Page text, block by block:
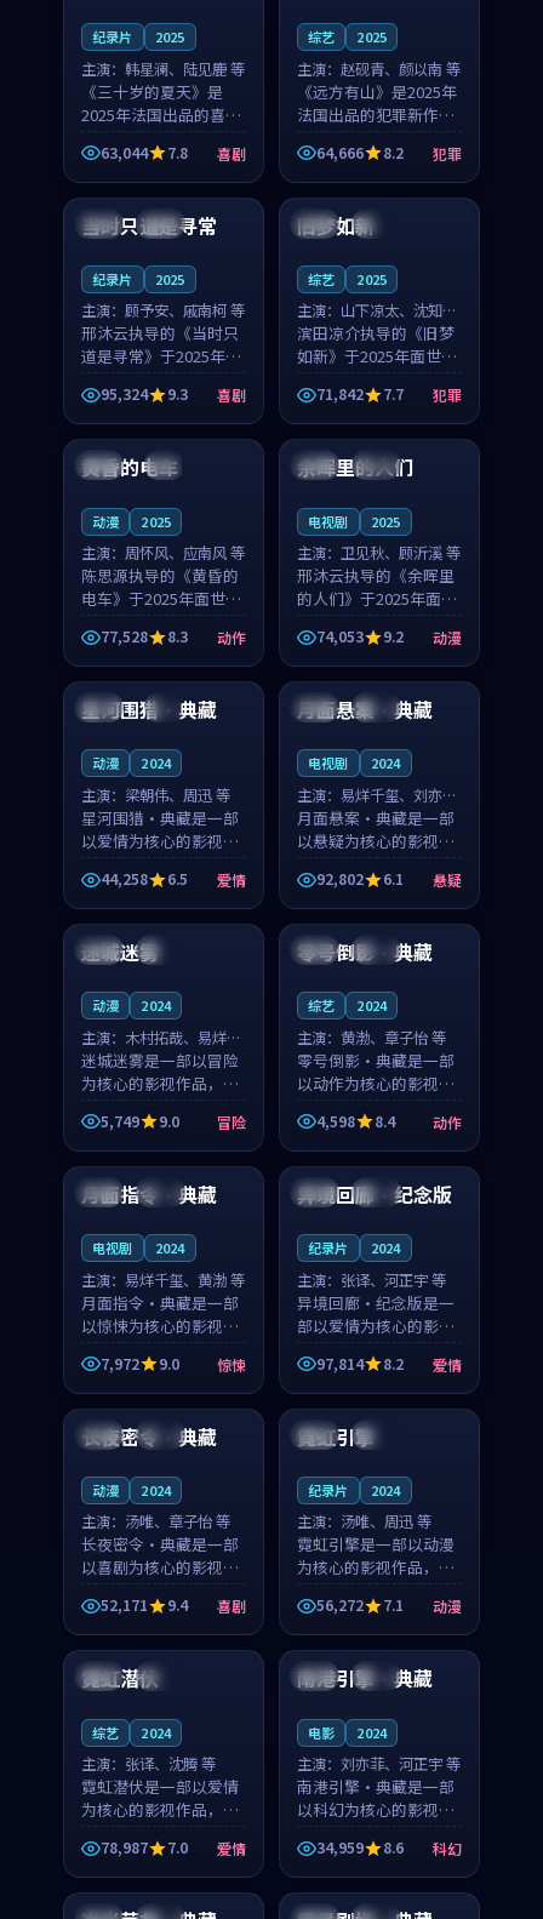
纪录片 2025
主演： 韩星澜、陆见鹿 等
《三十岁的夏天》是
2025年法国出品的喜剧
新作，主创团队希望用
深夜电台的故事让观众
停下来想一想。韩星澜
角色，山田纯一的叙事
63,044 7.8 喜剧
综艺 2025
主演： 赵砚青、颜以南 等
《远方有山》是2025年
法国出品的犯罪新作，
主创团队希望用高校追
梦的故事让观众停下来
想一想。赵砚青领衔，
颜以南担任重要角色，
山田纯一的叙事节奏
64,666 8.2 犯罪
泰国 杜比
当时只道是寻常
纪录片 2025
主演： 顾予安、戚南柯 等
邢沐云执导的《当时只
道是寻常》于2025年面
世，泰国的城市气质与
母女情深的人物心境共
同构筑了影片基调。顾
予安、戚南柯用细腻的
表演撑起整部喜剧电
95,324 9.3 喜剧
中国 高分
旧梦如新
综艺 2025
主演： 山下凉太、沈知韵
等
滨田凉介执导的《旧梦
如新》于2025年面世，
中国台湾的城市气质与
异国相遇的人物心境共
同构筑了影片基调。山
下凉太、沈知韵用细腻
的表演撑起整部犯罪
71,842 7.7 犯罪
日本 4K
黄昏的电车
动漫 2025
主演： 周怀风、应南风 等
陈思源执导的《黄昏的
电车》于2025年面世，
日本的城市气质与渔村
故事的人物心境共同构
筑了影片基调。周怀
风、应南风用细腻的表
演撑起整部动作电影，
77,528 8.3 动作
泰国 完结
余晖里的人们
电视剧 2025
主演： 卫见秋、顾沂溪 等
邢沐云执导的《余晖里
的人们》于2025年面
世，泰国的城市气质与
小镇生活的人物心境共
同构筑了影片基调。卫
见秋、顾沂溪用细腻的
表演撑起整部动漫电
74,053 9.2 动漫
中国 4K
星河围猎·典藏
动漫 2024
主演： 梁朝伟、周迅 等
星河围猎·典藏是一部
以爱情为核心的影视作
品，围绕危机、反转与
人物成长展开，整体节
奏紧凑，值得推荐观
看。
44,258 6.5 爱情
韩国 杜比
月面悬案·典藏
电视剧 2024
主演： 易烊千玺、刘亦菲
等
月面悬案·典藏是一部
以悬疑为核心的影视作
品，围绕危机、反转与
人物成长展开，整体节
奏紧凑，值得推荐观
看。
92,802 6.1 悬疑
日本 独播
迷城迷雾
动漫 2024
主演： 木村拓哉、易烊千
玺 等
迷城迷雾是一部以冒险
为核心的影视作品，围
绕危机、反转与人物成
长展开，整体节奏紧
凑，值得推荐观看。
5,749 9.0 冒险
日本 高分
零号倒影·典藏
综艺 2024
主演： 黄渤、章子怡 等
零号倒影·典藏是一部
以动作为核心的影视作
品，围绕危机、反转与
人物成长展开，整体节
奏紧凑，值得推荐观
看。
4,598 8.4 动作
中国 高分
月面指令·典藏
电视剧 2024
主演： 易烊千玺、黄渤 等
月面指令·典藏是一部
以惊悚为核心的影视作
品，围绕危机、反转与
人物成长展开，整体节
奏紧凑，值得推荐观
7,972 9.0 惊悚
日本 完结
异境回廊·纪念版
纪录片 2024
主演： 张译、河正宇 等
异境回廊·纪念版是一
部以爱情为核心的影视
作品，围绕危机、反转
与人物成长展开，整体
节奏紧凑，值得推荐观
看。
97,814 8.2 爱情
法国 完结
长夜密令·典藏
动漫 2024
主演： 汤唯、章子怡 等
长夜密令·典藏是一部
以喜剧为核心的影视作
品，围绕危机、反转与
人物成长展开，整体节
奏紧凑，值得推荐观
看。
52,171 9.4 喜剧
中国 完结
霓虹引擎
纪录片 2024
主演： 汤唯、周迅 等
霓虹引擎是一部以动漫
为核心的影视作品，围
绕危机、反转与人物成
长展开，整体节奏紧
凑，值得推荐观看。
56,272 7.1 动漫
英国 热播
霓虹潜伏
综艺 2024
主演： 张译、沈腾 等
霓虹潜伏是一部以爱情
为核心的影视作品，围
绕危机、反转与人物成
长展开，整体节奏紧
凑，值得推荐观看。
78,987 7.0 爱情
日本 杜比
南港引擎·典藏
电影 2024
主演： 刘亦菲、河正宇 等
南港引擎·典藏是一部
以科幻为核心的影视作
品，围绕危机、反转与
人物成长展开，整体节
奏紧凑，值得推荐观
看。
34,959 8.6 科幻